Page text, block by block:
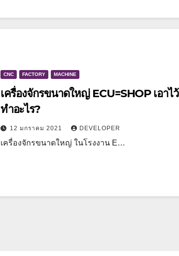
CNC FACTORY MACHINE
เครื่องจักรขนาดใหญ่ ECU=SHOP เอาไว้
ทำอะไร?
12 มกราคม 2021 DEVELOPER
เครื่องจักรขนาดใหญ่ ในโรงงาน E…